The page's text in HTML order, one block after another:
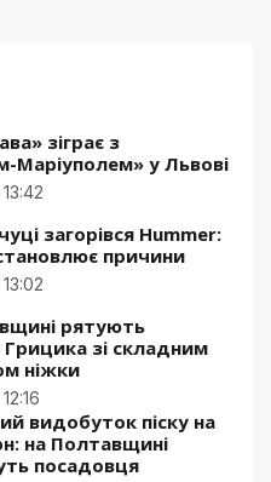
зіграє з
Маріуполем» у Львові
загорівся Hummer:
причини
рятують
зі складним
ніжки
видобуток піску на
на Полтавщині
посадовця